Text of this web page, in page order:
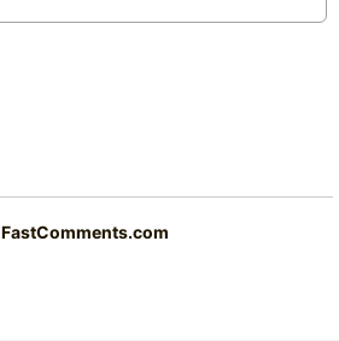
FastComments.com